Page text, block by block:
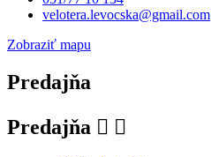
velotera.levocska@gmail.com
Zobraziť mapu
Predajňa
Predajňa  